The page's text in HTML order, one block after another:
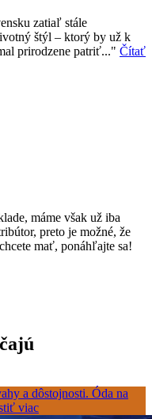
zatiaľ stále
štýl – ktorý by už k
prirodzene patriť..." Čítať
máme však už iba
preto je možné, že
mať, ponáhľajte sa!